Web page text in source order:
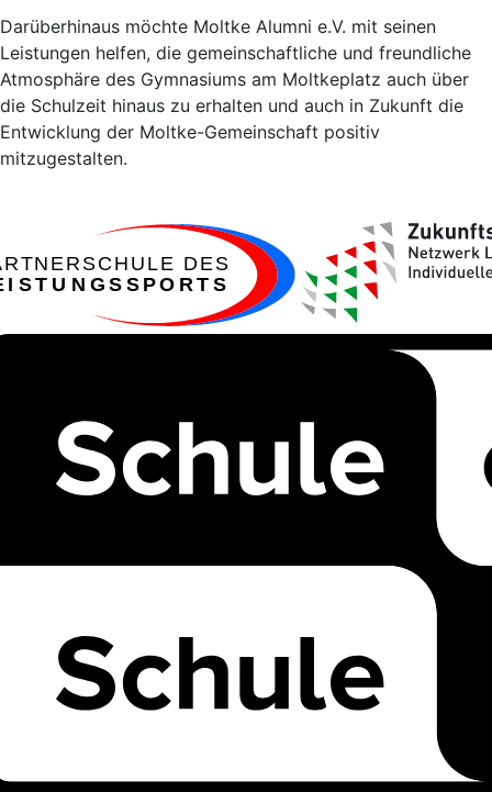
Darüberhinaus möchte Moltke Alumni e.V. mit seinen
Leistungen helfen, die gemeinschaftliche und freundliche
Atmosphäre des Gymnasiums am Moltkeplatz auch über
die Schulzeit hinaus zu erhalten und auch in Zukunft die
Entwicklung der Moltke-Gemeinschaft positiv
mitzugestalten.
ARTNERSCHULE DES
EISTUNGSSPORTS